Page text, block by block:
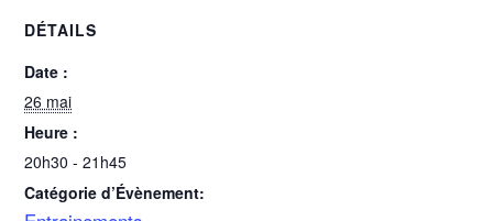
DÉTAILS
Date :
26 mai
Heure :
20h30 - 21h45
Catégorie d’Évènement: